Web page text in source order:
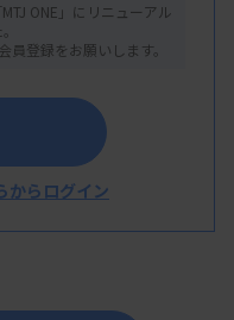
ONE」にリニューアル
登録をお願いします。
からログイン